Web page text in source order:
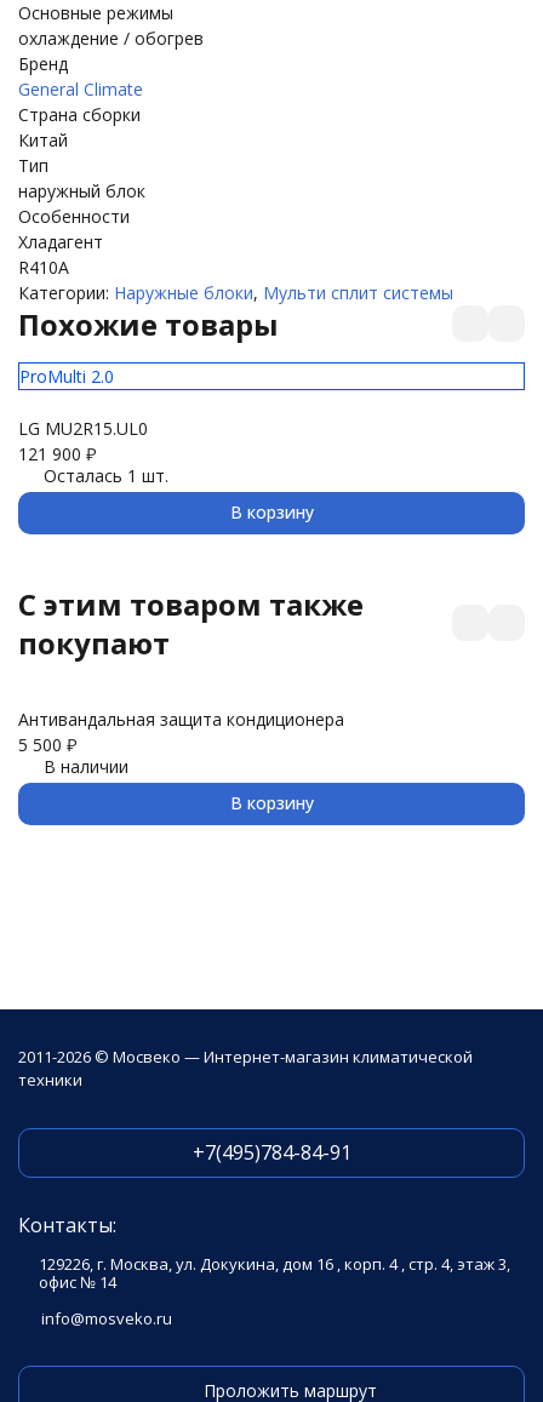
Основные режимы
охлаждение / обогрев
Бренд
General Climate
Страна сборки
Китай
Тип
наружный блок
Особенности
Хладагент
R410A
Категории: Наружные блоки, Мульти сплит системы
Похожие товары
ProMulti 2.0
LG MU2R15.UL0
121 900 ₽
Осталась 1 шт.
В корзину
C этим товаром также
покупают
Антивандальная защита кондиционера
5 500 ₽
В наличии
В корзину
2011-2026 © Мосвеко — Интернет-магазин климатической
техники
+7(495)784-84-91
Контакты:
129226, г. Москва, ул. Докукина, дом 16 , корп. 4 , стр. 4, этаж 3,
офис № 14
info@mosveko.ru
Проложить маршрут